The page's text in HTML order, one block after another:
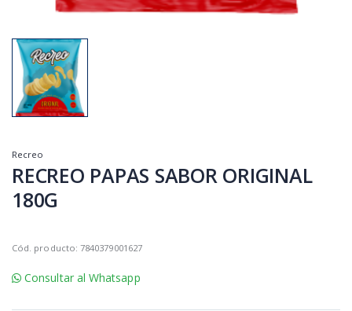
Recreo
RECREO PAPAS SABOR ORIGINAL
180G
Cód. producto: 7840379001627
Consultar al Whatsapp